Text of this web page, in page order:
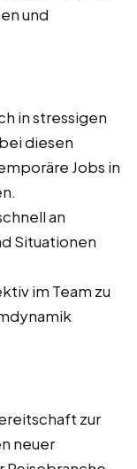
und
in stressigen
diesen
Jobs in
an
Situationen
im Team zu
zur
neuer